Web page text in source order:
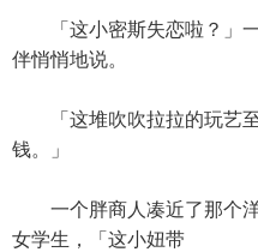
「这小密斯失恋啦？」一
伴悄悄地说。
「这堆吹吹拉拉的玩艺至
钱。」
一个胖商人凑近了那个洋
女学生，「这小妞带